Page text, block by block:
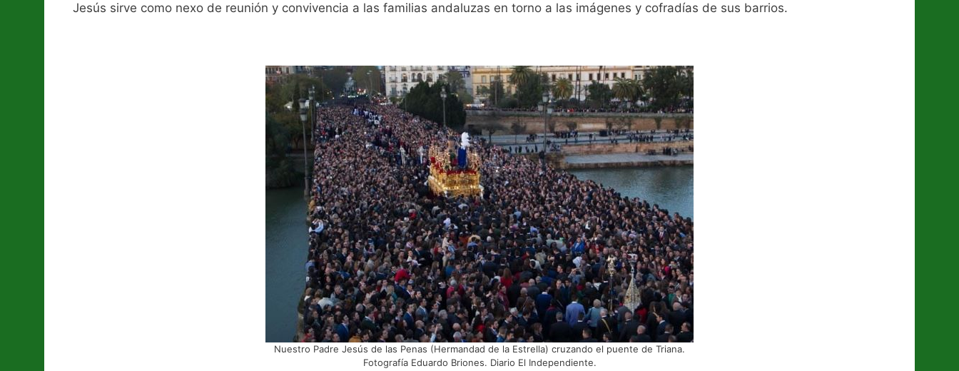
Jesús sirve como nexo de reunión y convivencia a las familias andaluzas en torno a las imágenes y cofradías de sus barrios.
Nuestro Padre Jesús de las Penas (Hermandad de la Estrella) cruzando el puente de Triana.
Fotografía Eduardo Briones. Diario El Independiente.